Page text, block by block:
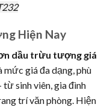
Hiện Nay
dầu trừu tượng giá
giá đa dạng, phù
sinh viên, gia đình
trí văn phòng. Hiện